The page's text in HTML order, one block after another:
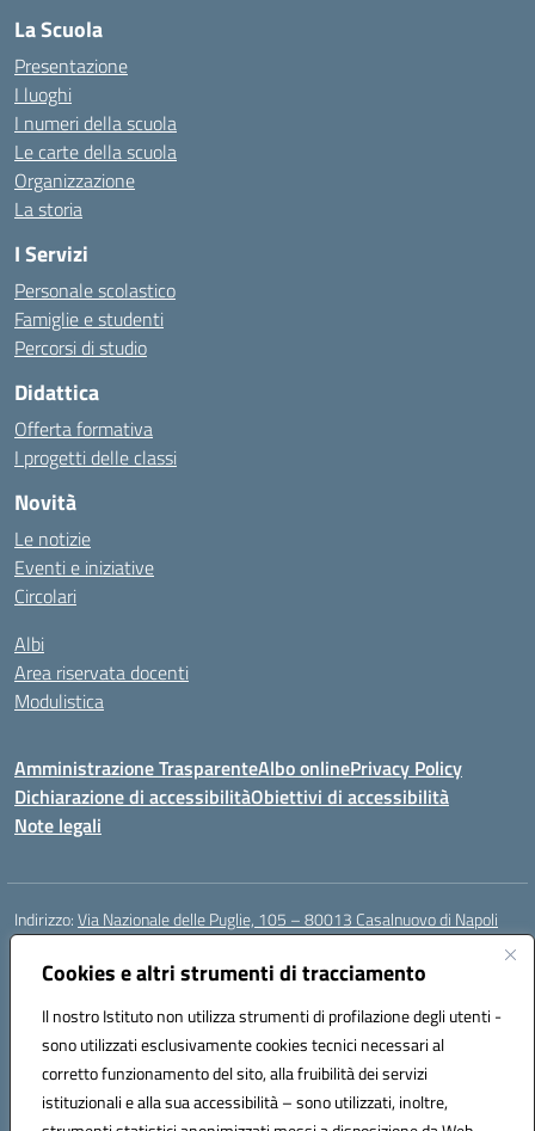
Cookies e altri strumenti di tracciamento
Il nostro Istituto non utilizza strumenti di profilazione degli utenti -
sono utilizzati esclusivamente cookies tecnici necessari al
corretto funzionamento del sito, alla fruibilità dei servizi
istituzionali e alla sua accessibilità – sono utilizzati, inoltre,
La Scuola
Presentazione
I luoghi
I numeri della scuola
Le carte della scuola
Organizzazione
La storia
I Servizi
Personale scolastico
Famiglie e studenti
Percorsi di studio
Didattica
Offerta formativa
I progetti delle classi
Novità
Le notizie
Eventi e iniziative
Circolari
Albi
Area riservata docenti
Modulistica
Amministrazione TrasparenteAlbo onlinePrivacy Policy
Dichiarazione di accessibilitàObiettivi di accessibilità
Note legali
Indirizzo:Via Nazionale delle Puglie, 105 – 80013 Casalnuovo di Napoli
Centralino:
Email:naee32300a@istruzione.it
Codice fiscale: 93007720639
Codice meccanografico:
NAEE32300A
Codice unico di fatturazione (CUF): UFDMFG